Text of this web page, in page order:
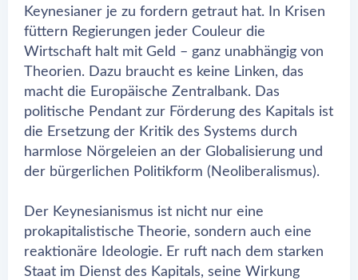
Keynesianer je zu fordern getraut hat. In Krisen
füttern Regierungen jeder Couleur die
Wirtschaft halt mit Geld – ganz unabhängig von
Theorien. Dazu braucht es keine Linken, das
macht die Europäische Zentralbank. Das
politische Pendant zur Förderung des Kapitals ist
die Ersetzung der Kritik des Systems durch
harmlose Nörgeleien an der Globalisierung und
der bürgerlichen Politikform (Neoliberalismus).
Der Keynesianismus ist nicht nur eine
prokapitalistische Theorie, sondern auch eine
reaktionäre Ideologie. Er ruft nach dem starken
Staat im Dienst des Kapitals, seine Wirkung